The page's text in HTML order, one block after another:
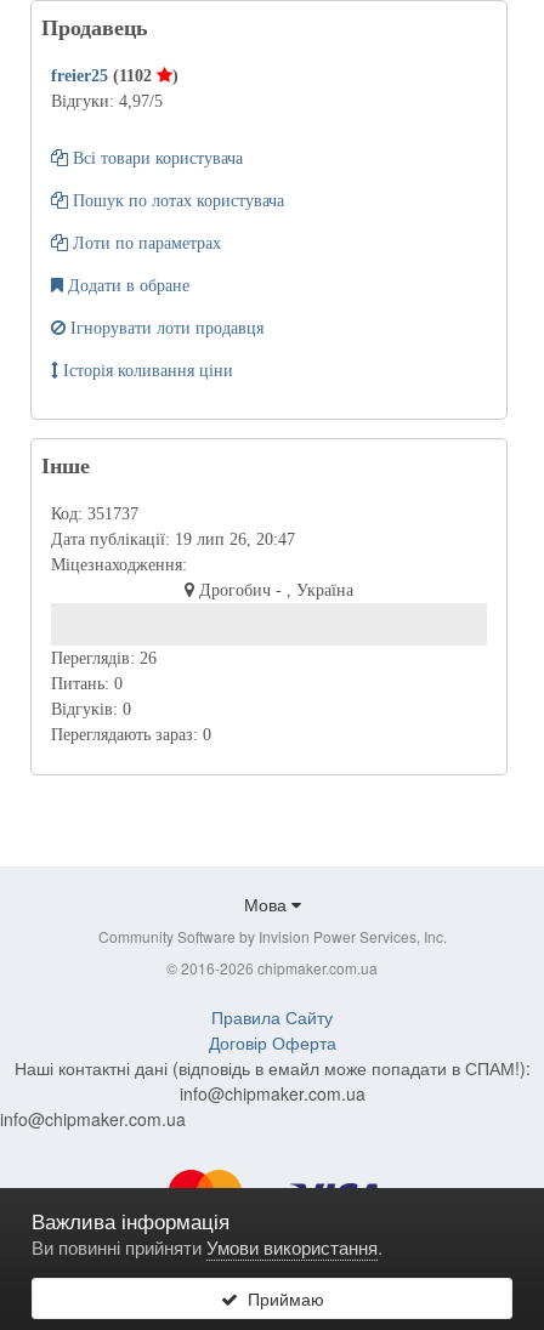
Продавець
freier25 (1102
)
Відгуки: 4,97/5
Всі товари користувача
Пошук по лотах користувача
Лоти по параметрах
Додати в обране
Ігнорувати лоти продавця
Історія коливання ціни
Інше
Код: 351737
Дата публікації: 19 лип 26, 20:47
Міцезнаходження:
Дрогобич - , Україна
Переглядів: 26
Питань: 0
Відгуків: 0
Переглядають зараз: 0
Мова
Community Software by Invision Power Services, Inc.
© 2016-2026 chipmaker.com.ua
Важлива інформація
Ви повинні прийнятиУмови використання.
Приймаю
Правила Сайту
Договір Оферта
Наші контактні дані (відповідь в емайл може попадати в СПАМ!):
info@chipmaker.com.ua
info@chipmaker.com.ua